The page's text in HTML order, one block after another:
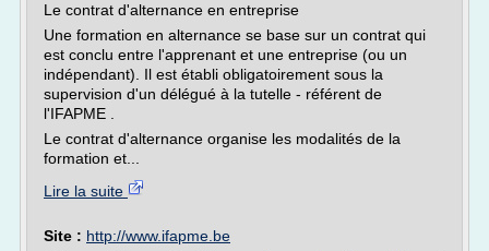
Le contrat d'alternance en entreprise
Une formation en alternance se base sur un contrat qui
est conclu entre l'apprenant et une entreprise (ou un
indépendant). Il est établi obligatoirement sous la
supervision d'un délégué à la tutelle - référent de
l'IFAPME .
Le contrat d'alternance organise les modalités de la
formation et...
Lire la suite
Site : http://www.ifapme.be